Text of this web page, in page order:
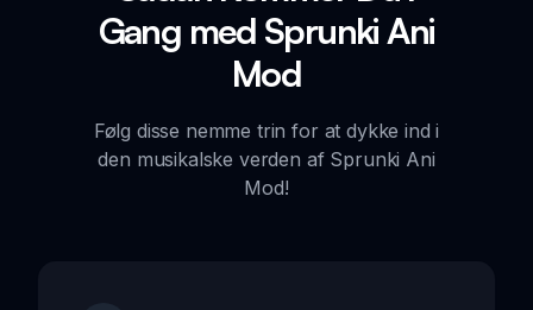
Gang med Sprunki Ani
Mod
Følg disse nemme trin for at dykke ind i
den musikalske verden af Sprunki Ani
Mod!